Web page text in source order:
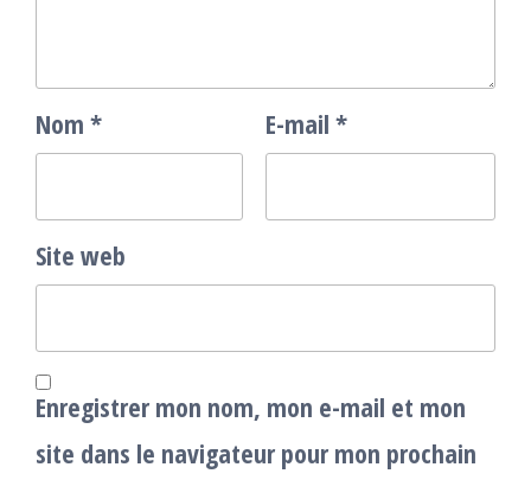
Nom * E-mail *
Site web
Enregistrer mon nom, mon e-mail et mon
site dans le navigateur pour mon prochain